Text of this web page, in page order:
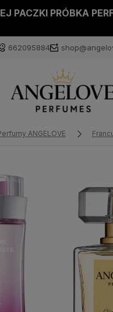
PACZKI PRÓBKA
662095884
ANGELOVE